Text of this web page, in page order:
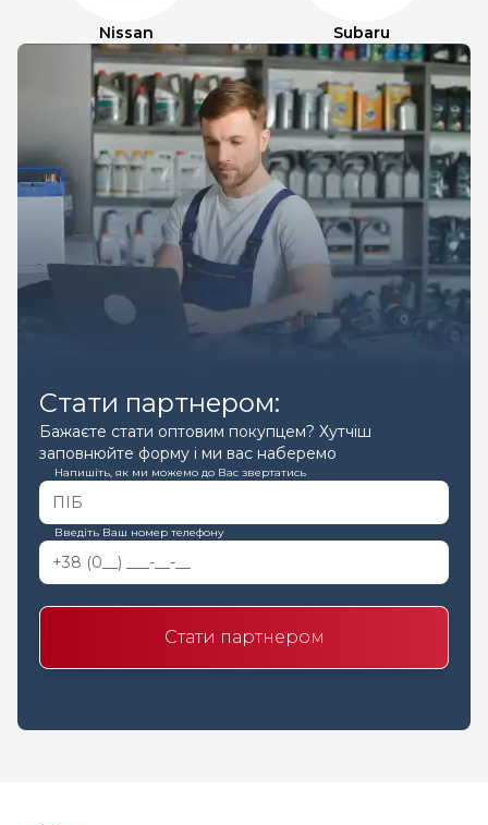
Nissan Subaru
Стати партнером:
Бажаєте стати оптовим покупцем? Хутчіш
заповнюйте форму і ми вас наберемо
Напишіть, як ми можемо до Вас звертатись
Введіть Ваш номер телефону
Стати партнером